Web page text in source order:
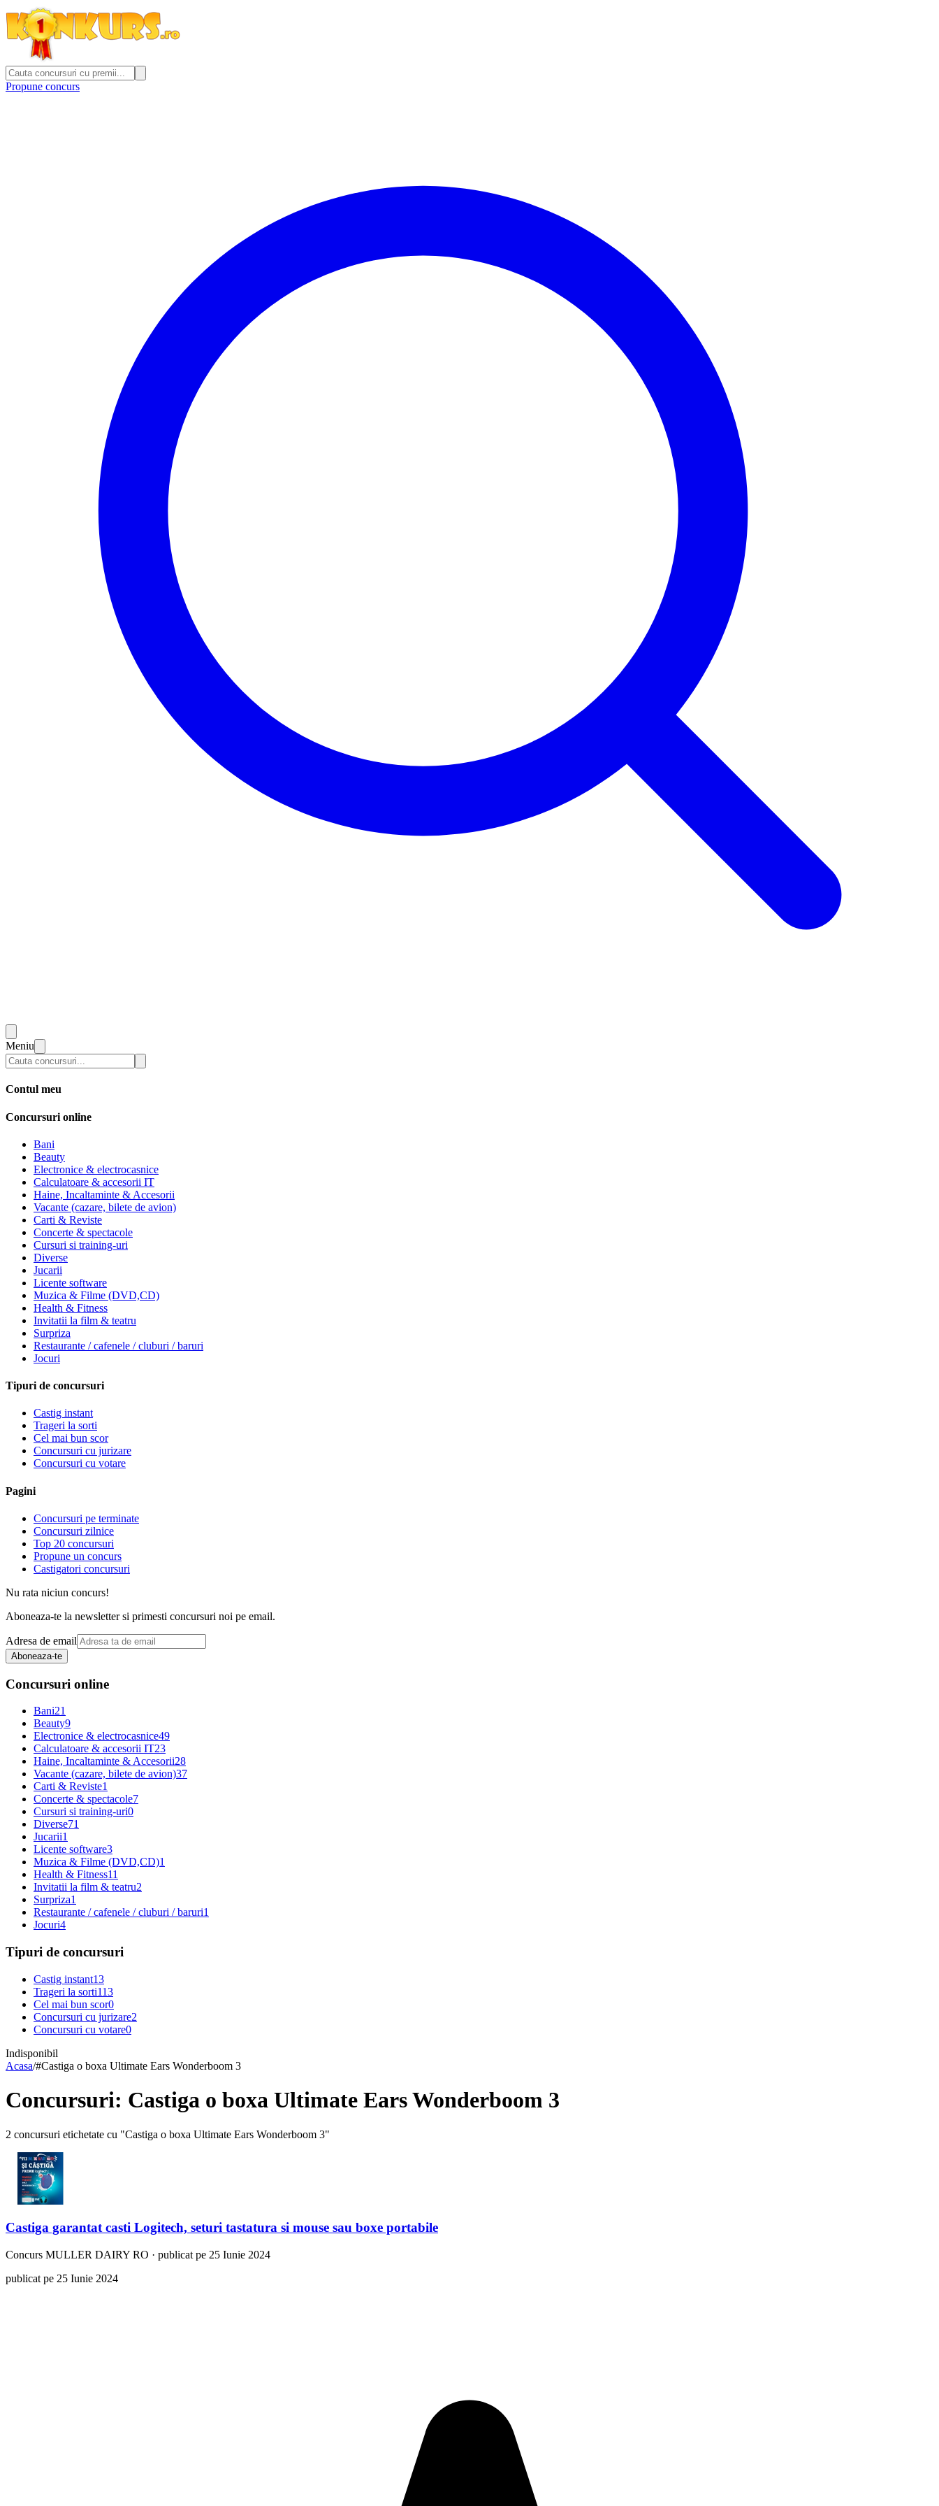
Propune concurs
Meniu
Contul meu
Concursuri online
Bani
Beauty
Electronice & electrocasnice
Calculatoare & accesorii IT
Haine, Incaltaminte & Accesorii
Vacante (cazare, bilete de avion)
Carti & Reviste
Concerte & spectacole
Cursuri si training-uri
Diverse
Jucarii
Licente software
Muzica & Filme (DVD,CD)
Health & Fitness
Invitatii la film & teatru
Surpriza
Restaurante / cafenele / cluburi / baruri
Jocuri
Tipuri de concursuri
Castig instant
Trageri la sorti
Cel mai bun scor
Concursuri cu jurizare
Concursuri cu votare
Pagini
Concursuri pe terminate
Concursuri zilnice
Top 20 concursuri
Propune un concurs
Castigatori concursuri
Nu rata niciun concurs!
Aboneaza-te la newsletter si primesti concursuri noi pe email.
Adresa de email
Aboneaza-te
Concursuri online
Bani21
Beauty9
Electronice & electrocasnice49
Calculatoare & accesorii IT23
Haine, Incaltaminte & Accesorii28
Vacante (cazare, bilete de avion)37
Carti & Reviste1
Concerte & spectacole7
Cursuri si training-uri0
Diverse71
Jucarii1
Licente software3
Muzica & Filme (DVD,CD)1
Health & Fitness11
Invitatii la film & teatru2
Surpriza1
Restaurante / cafenele / cluburi / baruri1
Jocuri4
Tipuri de concursuri
Castig instant13
Trageri la sorti113
Cel mai bun scor0
Concursuri cu jurizare2
Concursuri cu votare0
Indisponibil
Acasa/#Castiga o boxa Ultimate Ears Wonderboom 3
Concursuri: Castiga o boxa Ultimate Ears Wonderboom 3
2 concursuri etichetate cu "Castiga o boxa Ultimate Ears Wonderboom 3"
Castiga garantat casti Logitech, seturi tastatura si mouse sau boxe portabile
Concurs MULLER DAIRY RO · publicat pe 25 Iunie 2024
publicat pe 25 Iunie 2024